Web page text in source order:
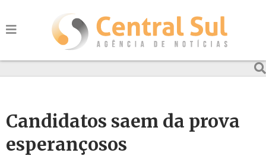
Candidatos saem da prova
esperançosos